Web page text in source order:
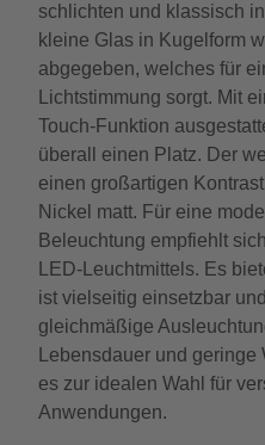
schlichten und klassisch
kleine Glas in Kugelform
abgegeben, welches für
Lichtstimmung sorgt. Mit
Touch-Funktion
überall einen Platz. Der
einen großartigen
Nickel matt. Für eine
Beleuchtung empfiehlt
LED-Leuchtmittels. Es
ist vielseitig einsetzbar
gleichmäßige
Lebensdauer und
es zur idealen Wahl für
Anwendungen.